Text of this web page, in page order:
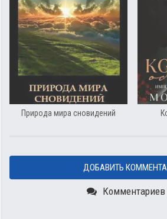
Природа мира сновидений
ДОБАВИТЬ
Комментариев